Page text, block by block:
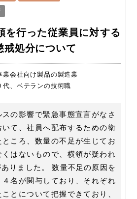
を行った従業員に対する
戒処分について
業会社向け製品の製造業
代、ベテランの技術職
の影響で緊急事態宣言がなさ
て、社員へ配布するための衛
ころ、数量の不足が生じてお
くはないもので、横領が疑われ
りました。 数量不足の原因を
名が関与しており、それぞれ
とについて把握できており、